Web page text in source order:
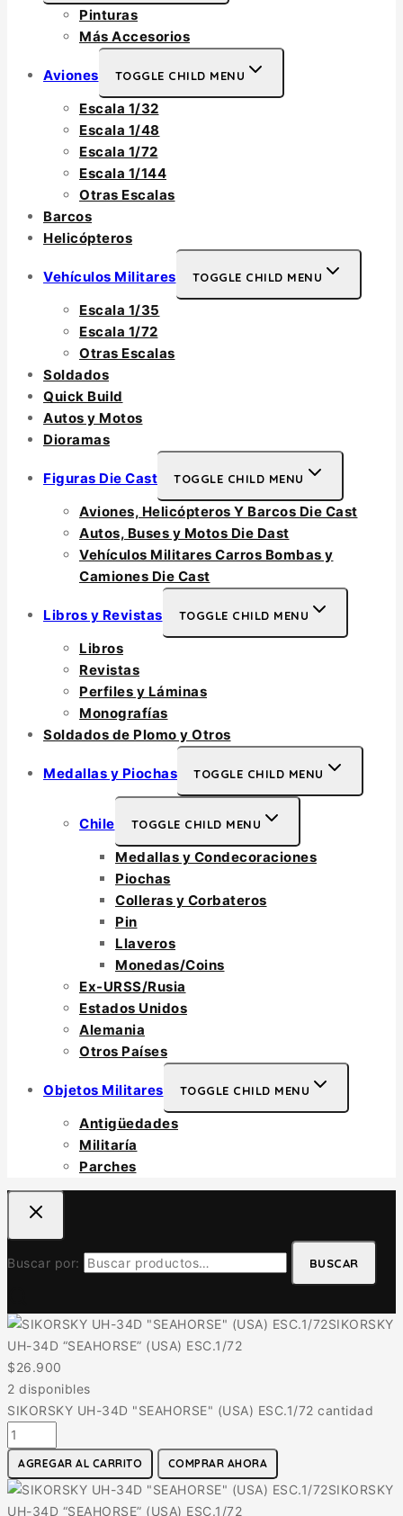
Pinturas
Más Accesorios
Aviones TOGGLE CHILD MENU
Escala 1/32
Escala 1/48
Escala 1/72
Escala 1/144
Otras Escalas
Barcos
Helicópteros
Vehículos Militares TOGGLE CHILD MENU
Escala 1/35
Escala 1/72
Otras Escalas
Soldados
Quick Build
Autos y Motos
Dioramas
Figuras Die Cast TOGGLE CHILD MENU
Aviones, Helicópteros Y Barcos Die Cast
Autos, Buses y Motos Die Dast
Vehículos Militares Carros Bombas y
Camiones Die Cast
Libros y Revistas TOGGLE CHILD MENU
Libros
Revistas
Perfiles y Láminas
Monografías
Soldados de Plomo y Otros
Medallas y Piochas TOGGLE CHILD MENU
Chile TOGGLE CHILD MENU
Medallas y Condecoraciones
Piochas
Colleras y Corbateros
Pin
Llaveros
Monedas/Coins
Ex-URSS/Rusia
Estados Unidos
Alemania
Otros Países
Objetos Militares TOGGLE CHILD MENU
Antigüedades
Militaría
Parches
Buscar por: BUSCAR
SIKORSKY
UH-34D “SEAHORSE” (USA) ESC.1/72
$26.900
2 disponibles
SIKORSKY UH-34D "SEAHORSE" (USA) ESC.1/72 cantidad
AGREGAR AL CARRITO COMPRAR AHORA
SIKORSKY
UH-34D “SEAHORSE” (USA) ESC.1/72